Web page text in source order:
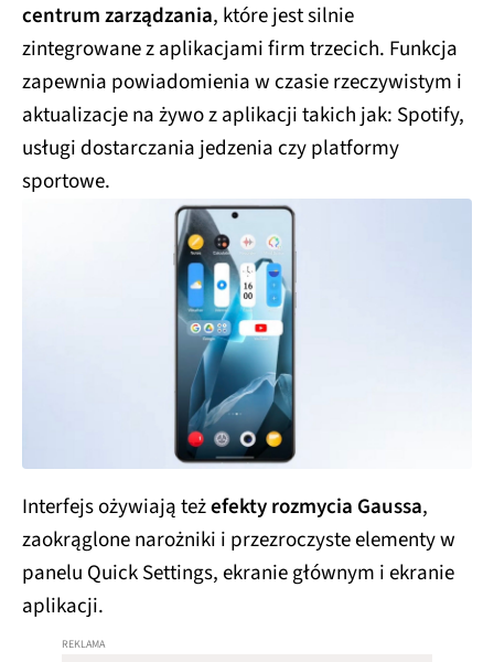
centrum zarządzania, które jest silnie
zintegrowane z aplikacjami firm trzecich. Funkcja
zapewnia powiadomienia w czasie rzeczywistym i
aktualizacje na żywo z aplikacji takich jak: Spotify,
usługi dostarczania jedzenia czy platformy
sportowe.
Interfejs ożywiają teżefekty rozmycia Gaussa,
zaokrąglone narożniki i przezroczyste elementy w
panelu Quick Settings, ekranie głównym i ekranie
aplikacji.